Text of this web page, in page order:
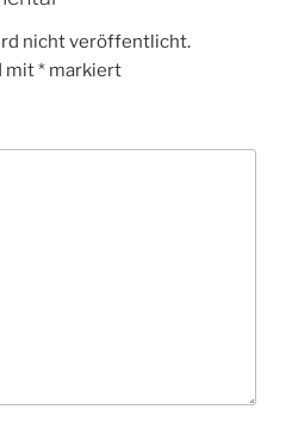
nicht veröffentlicht.
mit* markiert